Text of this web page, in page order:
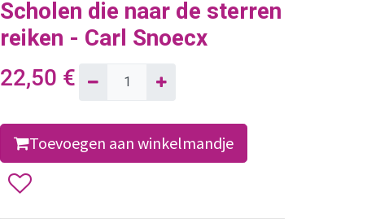
Scholen die naar de sterren
reiken - Carl Snoecx
22,50 €
Toevoegen aan winkelmandje